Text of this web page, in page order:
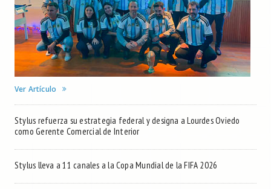
Ver Artículo
Stylus refuerza su estrategia federal y designa a Lourdes Oviedo
como Gerente Comercial de Interior
Stylus lleva a 11 canales a la Copa Mundial de la FIFA 2026